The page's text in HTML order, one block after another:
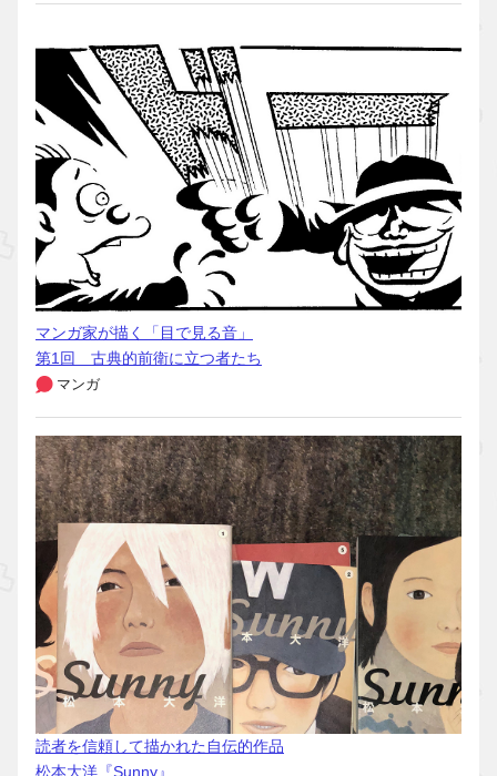
マンガ家が描く「目で見る音」
第1回 古典的前衛に立つ者たち
マンガ
読者を信頼して描かれた自伝的作品
松本大洋『Sunny』